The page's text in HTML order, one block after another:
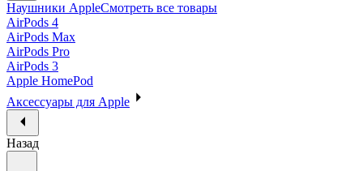
Наушники AppleСмотреть все товары
AirPods 4
AirPods Max
AirPods Pro
AirPods 3
Apple HomePod
Аксессуары для Apple
Назад